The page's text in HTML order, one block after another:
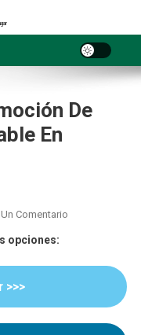
De
En
ComentarioEn
La
Vivir
opciones: